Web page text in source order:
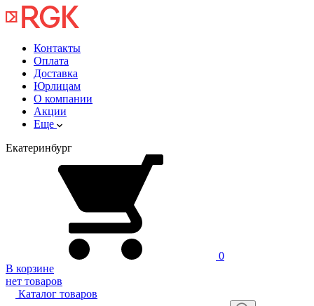
Контакты
Оплата
Доставка
Юрлицам
О компании
Акции
Еще
Екатеринбург
0
В корзине
нет товаров
Каталог товаров